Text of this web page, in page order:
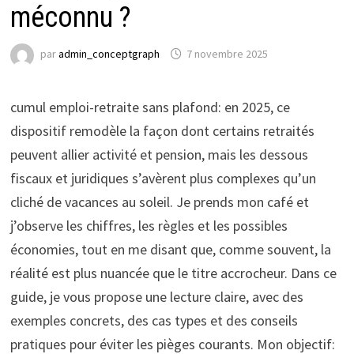
méconnu ?
paradmin_conceptgraph 7 novembre 2025
cumul emploi-retraite sans plafond: en 2025, ce
dispositif remodèle la façon dont certains retraités
peuvent allier activité et pension, mais les dessous
fiscaux et juridiques s’avèrent plus complexes qu’un
cliché de vacances au soleil. Je prends mon café et
j’observe les chiffres, les règles et les possibles
économies, tout en me disant que, comme souvent, la
réalité est plus nuancée que le titre accrocheur. Dans ce
guide, je vous propose une lecture claire, avec des
exemples concrets, des cas types et des conseils
pratiques pour éviter les pièges courants. Mon objectif: